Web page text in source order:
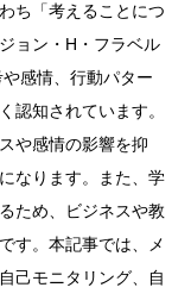
ち「考えることにつ
ョン・H・フラベル
感情、行動パター
認知されています。
や感情の影響を抑
なります。また、学
ため、ビジネスや教
す。本記事では、メ
己モニタリング、自